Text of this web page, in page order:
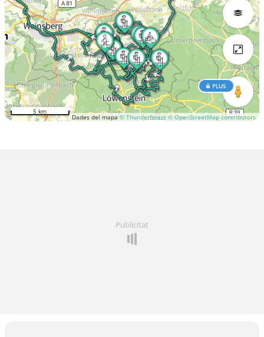
Dades del mapa © Thunderforest © OpenStreetMap contributors
PLUS
5 km
Publicitat